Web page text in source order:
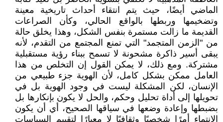
الماضي أيضًا، حيث يتم انتقاء أحداث تاريخية معينة
وتضخيمها وربطها بالواقع الحالي، وكأن الصراعات
القديمة ما زالت مستمرة بنفس الشكل، وهذا يخلق حالة
من "الزمن المتجمد" التي تمنع المجتمع من التقدم، لأنه
يبقى أسير ذاكرة مشحونة لا تسمح ببناء رؤية مستقبلية
مشتركة. ومع ذلك، لا يمكن القول إن التخلص من هذا
العامل ممكن بشكل كامل، لأن الهوية جزء طبيعي من
الإنسان، لكن المشكلة ليست في وجود الهوية بل في
تحويلها إلى أداة تحليل وحكم، والحل لا يكون بإنكارها بل
بضبطها وإعادة وضعها في سياقها الصحيح، أي أن يكون
الانتماء أمرًا شخصيًا وثقافيًا لا معيارًا لتقييم السياسات